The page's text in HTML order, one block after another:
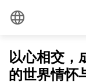
以心相交
的世界情怀